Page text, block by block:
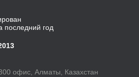
последний год
офис, Алматы, Казахстан